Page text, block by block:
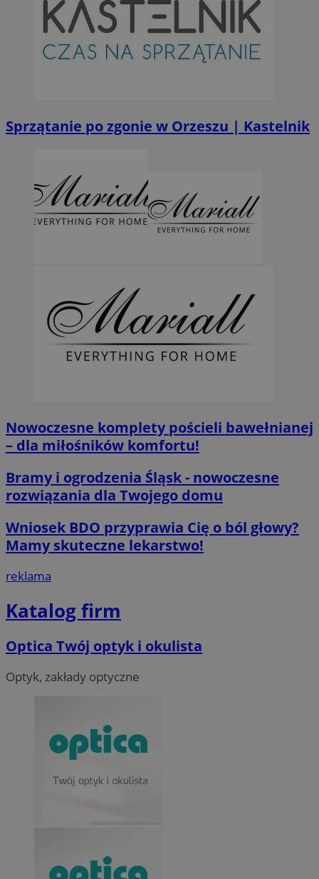
Sprzątanie po zgonie w Orzeszu | Kastelnik
Nowoczesne komplety pościeli bawełnianej
– dla miłośników komfortu!
Bramy i ogrodzenia Śląsk - nowoczesne
rozwiązania dla Twojego domu
Wniosek BDO przyprawia Cię o ból głowy?
Mamy skuteczne lekarstwo!
reklama
Katalog firm
Optica Twój optyk i okulista
Optyk, zakłady optyczne